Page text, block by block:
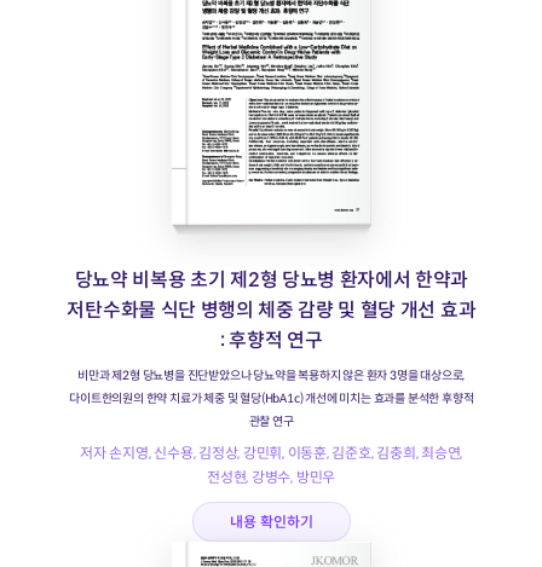
당뇨약 비복용 초기 제2형 당뇨병 환자에서 한약과
저탄수화물 식단 병행의 체중 감량 및 혈당 개선 효과
: 후향적 연구
비만과 제2형 당뇨병을 진단받았으나 당뇨약을 복용하지 않은 환자 3명을 대상으로,
다이트한의원의 한약 치료가 체중 및 혈당(HbA1c) 개선에 미치는 효과를 분석한 후향적
관찰 연구
저자 손지영, 신수용, 김정상, 강민휘, 이동훈, 김준호, 김충희, 최승연,
전성현, 강병수, 방민우
내용 확인하기